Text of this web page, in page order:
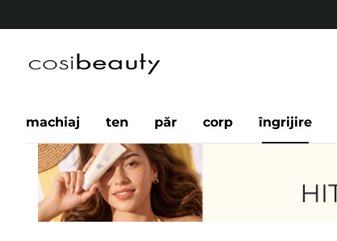
machiaj ten păr corp îngrijire